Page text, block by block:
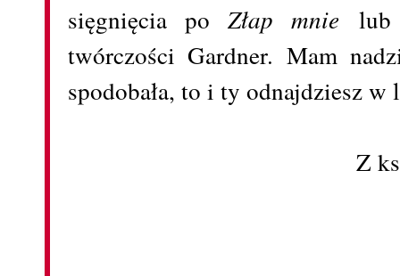
sięgnięcia po Złap mnie lub
twórczości Gardner. Mam
spodobała, to i ty odnajdziesz
Z